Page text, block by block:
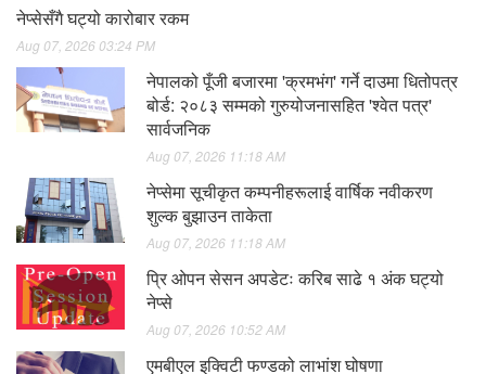
नेप्सेसँगै घट्यो कारोबार रकम
Aug 07, 2026 03:24 PM
नेपालको पूँजी बजारमा 'क्रमभंग' गर्ने दाउमा धितोपत्र
बोर्ड: २०८३ सम्मको गुरुयोजनासहित 'श्वेत पत्र'
सार्वजनिक
Aug 07, 2026 11:18 AM
नेप्सेमा सूचीकृत कम्पनीहरूलाई वार्षिक नवीकरण
शुल्क बुझाउन ताकेता
Aug 07, 2026 11:18 AM
प्रि ओपन सेसन अपडेटः करिब साढे १ अंक घट्यो
नेप्से
Aug 07, 2026 10:52 AM
एमबीएल इक्विटी फण्डको लाभांश घोषणा